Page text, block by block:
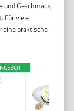
Geschmack,
Für viele
eine praktische